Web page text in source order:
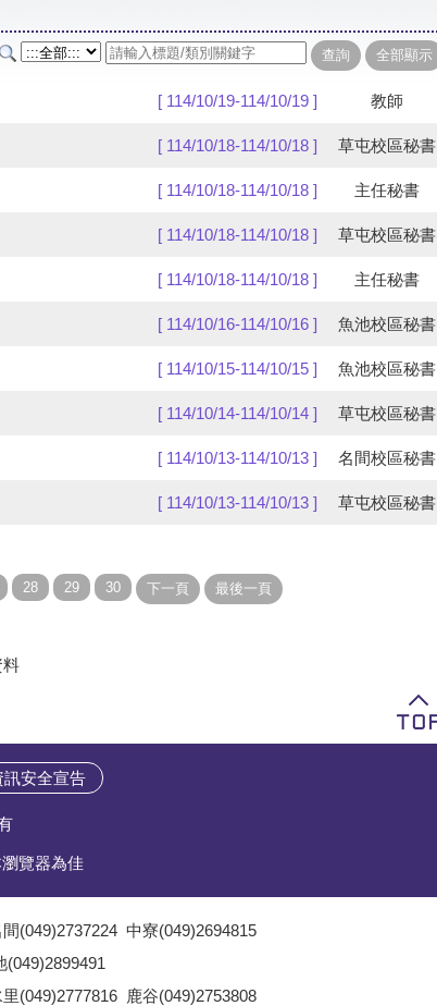
[ 114/10/19-114/10/19 ] 教師
[ 114/10/18-114/10/18 ] 草屯校區秘書
[ 114/10/18-114/10/18 ] 主任秘書
[ 114/10/18-114/10/18 ] 草屯校區秘書
[ 114/10/18-114/10/18 ] 主任秘書
[ 114/10/16-114/10/16 ] 魚池校區秘書
[ 114/10/15-114/10/15 ] 魚池校區秘書
[ 114/10/14-114/10/14 ] 草屯校區秘書
[ 114/10/13-114/10/13 ] 名間校區秘書
[ 114/10/13-114/10/13 ] 草屯校區秘書
料
安全宣告
覽器為佳
(049)2737224 中寮(049)2694815
(049)2899491
里(049)2777816 鹿谷(049)2753808